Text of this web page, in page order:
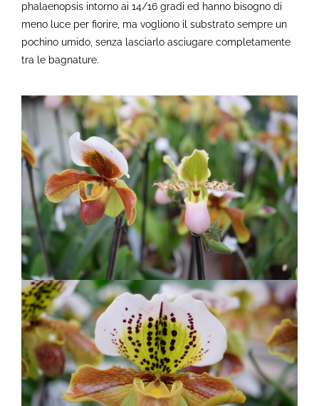
phalaenopsis intorno ai 14/16 gradi ed hanno bisogno di
meno luce per fiorire, ma vogliono il substrato sempre un
pochino umido, senza lasciarlo asciugare completamente
tra le bagnature.